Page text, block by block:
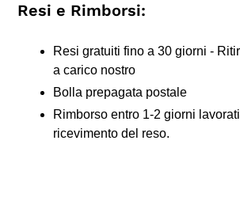
Resi e Rimborsi:
Resi gratuiti fino a 30 giorni -
a carico nostro
Bolla prepagata postale
Rimborso entro 1-2 giorni
ricevimento del reso.